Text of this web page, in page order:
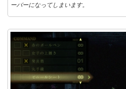
ーバーになってしまいます。